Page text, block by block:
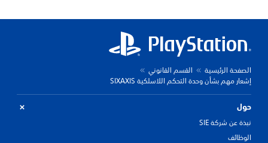
الصفحة الرئيسية
القسم القانوني
إشعار مهم بشأن وحدة التحكم اللاسلكية SIXAXIS
حول
نبذة عن شركة SIE
الوظائف